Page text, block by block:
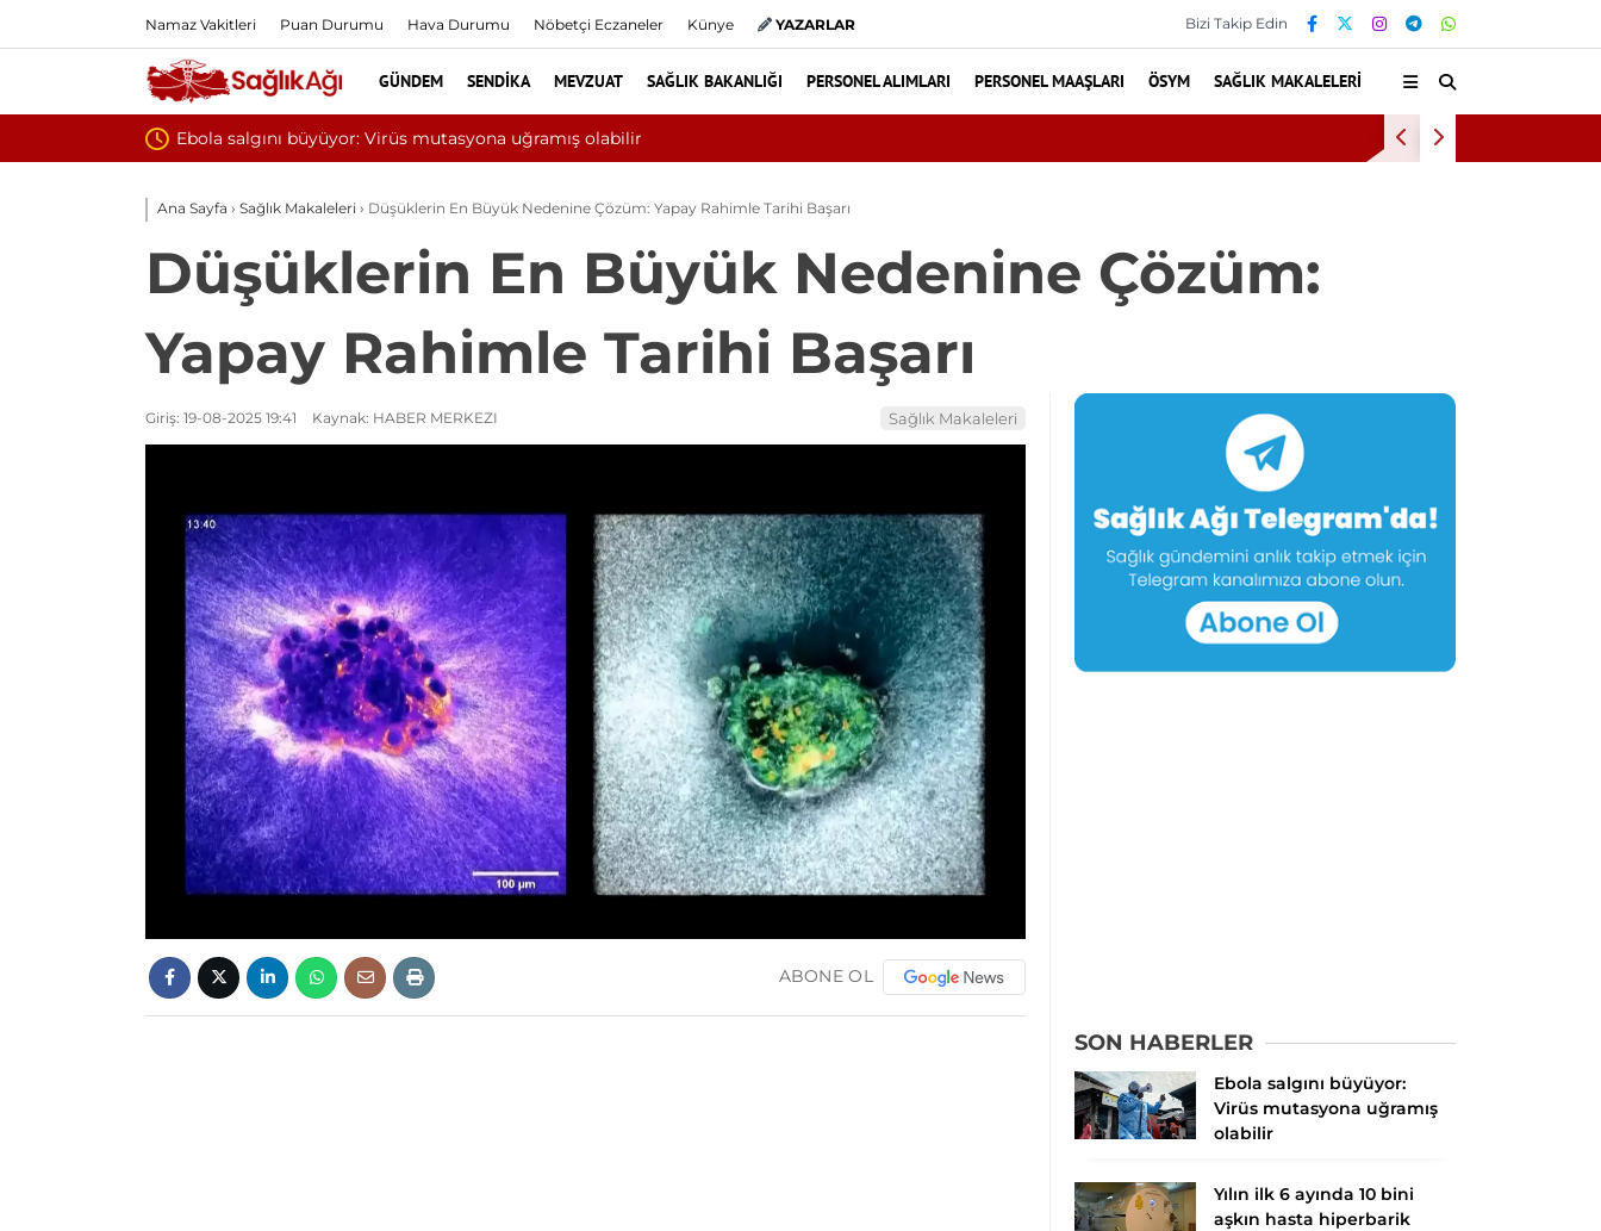
Namaz Vakitleri Puan Durumu Hava Durumu Nöbetçi Eczaneler Künye YAZARLAR Bizi Takip Edin
GÜNDEM SENDIKA MEVZUAT SAĞLIK BAKANLIĞI PERSONEL ALIMLARI PERSONEL MAAŞLARI ÖSYM SAĞLIK MAKALELERI
Yılın ilk 6 ayında 10 bini aşkın hasta hiperbarik oksijen tedavisinden yararlandı
Ana Sayfa › Sağlık Makaleleri › Düşüklerin En Büyük Nedenine Çözüm: Yapay Rahimle Tarihi Başarı
Düşüklerin En Büyük Nedenine Çözüm:
Yapay Rahimle Tarihi Başarı
Giriş: 19-08-2025 19:41 Kaynak: HABER MERKEZI Sağlık Makaleleri
ABONE OL
SON HABERLER
Ebola salgını büyüyor:
Virüs mutasyona uğramış
olabilir
Yılın ilk 6 ayında 10 bini
aşkın hasta hiperbarik